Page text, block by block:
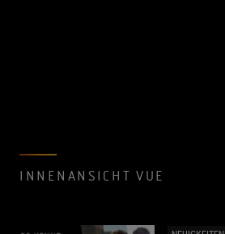
INNENANSICHT VUE